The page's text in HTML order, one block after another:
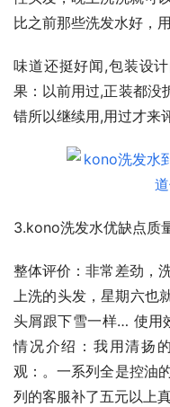
比之前那些洗发水好，
味道还挺好闻,包装设
果：以前用过,正装都没
错所以继续用,用过才来
3.kono洗发水优缺点质
整体评价：非常差劲，
上洗的头发，星期六也
头屑跟下雪一样… 使用
情况介绍：我用清扬
观：。一系列全是控油
列的客服补了五元以上